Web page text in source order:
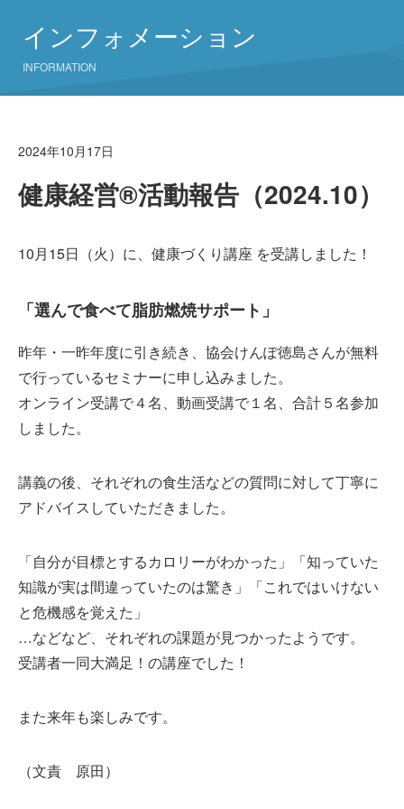
インフォメーション
INFORMATION
2024年10月17日
健康経営®活動報告（2024.10）
10月15日（火）に、健康づくり講座 を受講しました！
「選んで食べて脂肪燃焼サポート」
昨年・一昨年度に引き続き、協会けんぽ徳島さんが無料
で行っているセミナーに申し込みました。
オンライン受講で４名、動画受講で１名、合計５名参加
しました。
講義の後、それぞれの食生活などの質問に対して丁寧に
アドバイスしていただきました。
「自分が目標とするカロリーがわかった」「知っていた
知識が実は間違っていたのは驚き」「これではいけない
と危機感を覚えた」
…などなど、それぞれの課題が見つかったようです。
受講者一同大満足！の講座でした！
また来年も楽しみです。
（文責 原田）